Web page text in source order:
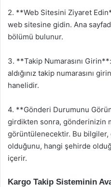
2. **Web Sitesini Ziyaret
web sitesine gidin. Ana
bölümü bulunur.
3. **Takip Numarasını Girin**:
aldığınız takip numarasını
hanelidir.
4. **Gönderi Durumunu
girdikten sonra, gönderinizin
görüntülenecektir. Bu
olduğunu, hangi şehirde
içerir.
Kargo Takip Sisteminin